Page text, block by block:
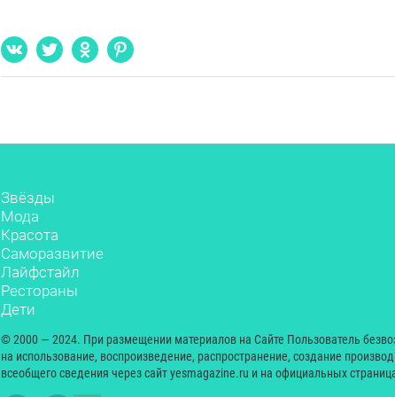
Звёзды
Мода
Красота
Саморазвитие
Лайфстайл
Рестораны
Дети
© 2000 — 2024. При размещении материалов на Сайте Пользователь
на использование, воспроизведение, распространение, создание
всеобщего сведения через сайт yesmagazine.ru и на официальных